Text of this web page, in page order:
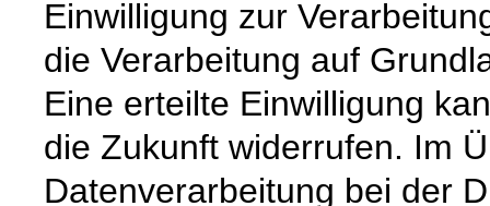
Einwilligung zur
die Verarbeitung auf
Eine erteilte Einwilligung
die Zukunft widerrufen. Im
Datenverarbeitung bei der